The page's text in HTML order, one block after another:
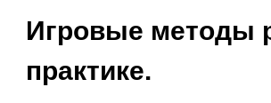
Игровые методы
практике.